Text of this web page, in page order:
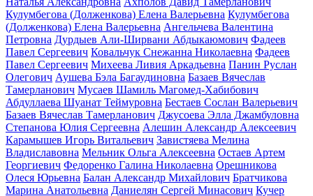
Кулумбегова (Долженкова) Елена Валерьевна Кулумбегова
(Долженкова) Елена Валерьевна Ангельчева Валентина
Петровна Дурдыев Али-Ширвани Абдыкаюмович Фадеев
Павел Сергеевич Ковальчук Снежанна Николаевна Фадеев
Павел Сергеевич Михеева Ливия Аркадьевна Панин Руслан
Олегович Аушева Бэла Багаудиновна Базаев Вячеслав
Тамерланович Мусаев Шамиль Магомед-Хабибович
Абдуллаева Шуанат Теймуровна Бестаев Сослан Валерьевич
Базаев Вячеслав Тамерланович Джусоева Элла Джамбуловна
Степанова Юлия Сергеевна Алешин Александр Алексеевич
Карамышев Игорь Витальевич Завистяева Мелина
Владиславовна Мельник Ольга Алексеевна Остаев Артем
Георгиевич Федоренко Галина Николаевна Орешникова
Олеся Юрьевна Балан Александр Михайлович Братчикова
Марина Анатольевна Даниелян Сергей Минасович Кучер